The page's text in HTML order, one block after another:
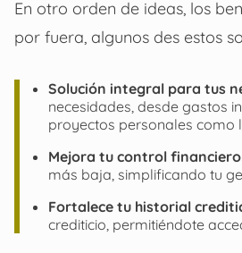
En otro orden de ideas, los
por fuera, algunos des estos
Solución integral para tus
necesidades, desde gastos
proyectos personales como
Mejora tu control
más baja, simplificando tu
Fortalece tu historial
crediticio, permitiéndote